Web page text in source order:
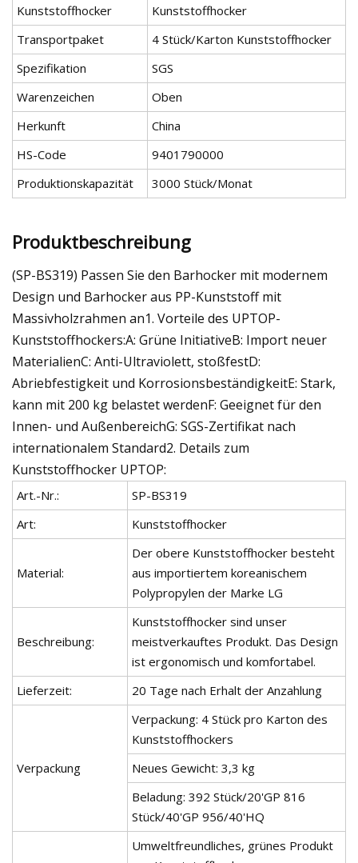
Kunststoffhocker
Kunststoffhocker
Transportpaket
4 Stück/Karton Kunststoffhocker
Spezifikation
SGS
Warenzeichen
Oben
Herkunft
China
HS-Code
9401790000
Produktionskapazität
3000 Stück/Monat
Produktbeschreibung
(SP-BS319) Passen Sie den Barhocker mit modernem
Design und Barhocker aus PP-Kunststoff mit
Massivholzrahmen an1. Vorteile des UPTOP-
Kunststoffhockers:A: Grüne InitiativeB: Import neuer
MaterialienC: Anti-Ultraviolett, stoßfestD:
Abriebfestigkeit und KorrosionsbeständigkeitE: Stark,
kann mit 200 kg belastet werdenF: Geeignet für den
Innen- und AußenbereichG: SGS-Zertifikat nach
internationalem Standard2. Details zum
Kunststoffhocker UPTOP:
Art.-Nr.:
SP-BS319
Art:
Kunststoffhocker
Material:
Der obere Kunststoffhocker besteht
aus importiertem koreanischem
Polypropylen der Marke LG
Beschreibung:
Kunststoffhocker sind unser
meistverkauftes Produkt. Das Design
ist ergonomisch und komfortabel.
Lieferzeit:
20 Tage nach Erhalt der Anzahlung
Verpackung
Verpackung: 4 Stück pro Karton des
Kunststoffhockers
Neues Gewicht: 3,3 kg
Beladung: 392 Stück/20'GP 816
Stück/40'GP 956/40'HQ
Umweltfreundliches, grünes Produkt